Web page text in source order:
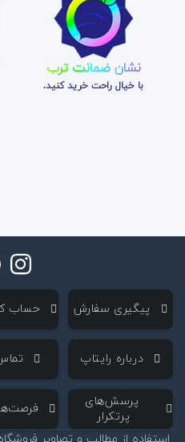
نشان ضمانت ترب
با خیال راحت خرید کنید.
‌ پیگیری سفارش حساب
‌ درباره رایتاپ
‌ پرسش‌های
پرتکرار